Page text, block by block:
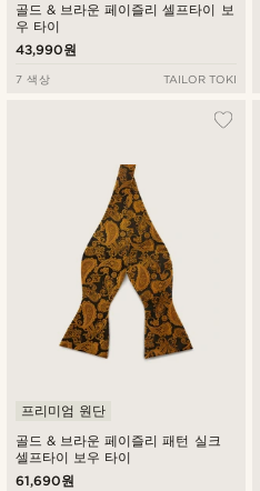
골드 & 브라운 페이즐리 셀프타이 보
우 타이
43,990원
7 색상 TAILOR TOKI
골드 & 브라운 페이즐리 패턴 실크
셀프타이 보우 타이
프리미엄 원단
61,690원